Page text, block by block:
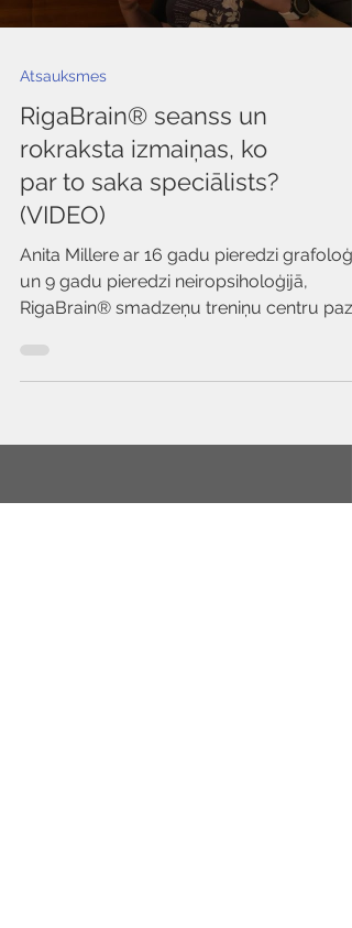
Atsauksmes
RigaBrain® seanss un
rokraksta izmaiņas, ko
par to saka speciālists?
(VIDEO)
Anita Millere ar 16 gadu pieredzi
un 9 gadu pieredzi neiropsiholoģijā,